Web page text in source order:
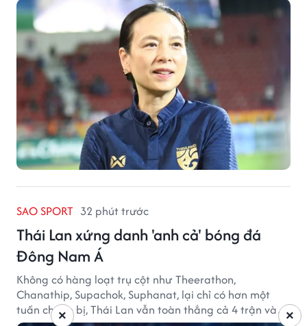
SAO SPORT 32 phút trước
Thái Lan xứng danh 'anh cả' bóng đá
Đông Nam Á
Không có hàng loạt trụ cột như Theerathon,
Chanathip, Supachok, Suphanat, lại chỉ có hơn một
tuần chuẩn bị, Thái Lan vẫn toàn thắng cả 4 trận và
×
×